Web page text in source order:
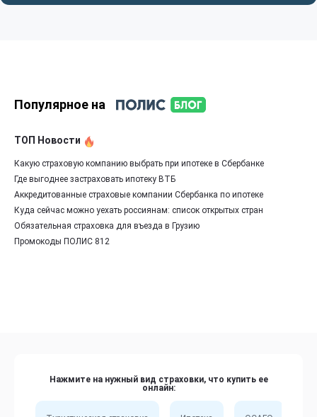
Популярное на
ТОП Новости
Какую страховую компанию выбрать при ипотеке в Сбербанке
Где выгоднее застраховать ипотеку ВТБ
Аккредитованные страховые компании Сбербанка по ипотеке
Куда сейчас можно уехать россиянам: список открытых стран
Обязательная страховка для въезда в Грузию
Промокоды ПОЛИС 812
Нажмите на нужный вид страховки, что купить ее
онлайн: